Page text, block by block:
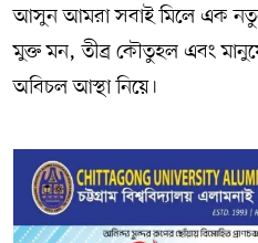
আসুন আমরা সবাই মিলে এক
মুক্ত মন, তীব্র কৌতুহল এবং
অবিচল আস্থা নিয়ে।